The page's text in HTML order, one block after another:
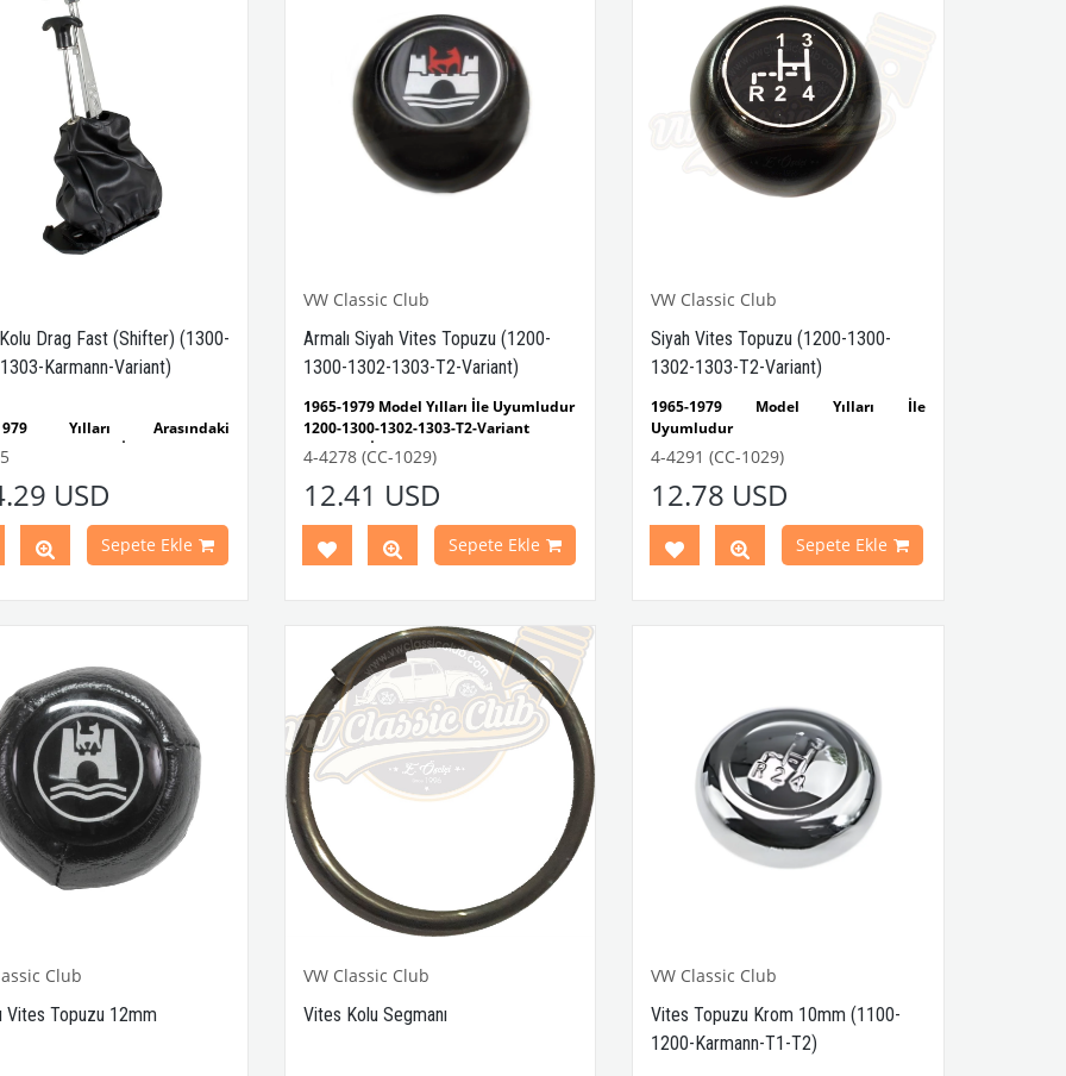
Drag Fast (Shifter) (1300-
Karmann-Variant)
1979 Yılları Arasındaki
Modelleri İle Uyumludur
İle Uyumludur
İle Uyumludur
Yılları Arasındaki Variant
USD
Sepete Ekle
VW Classic Club
Armalı Siyah Vites Topuzu (1200-
1300-1302-1303-T2-Variant)
1965-1979 Model Yılları İle Uyumludur
1200-1300-1302-1303-T2-Variant
Modeller İçin Uygundur
Bu standart vites topuzu, klasik
Volkswagen araçlarınız için hem
üzerine işlenmiş krom Wolfsburg
arması ve kırmızı kurt deseni ile
elinizde rahat bir tutuş sağlar. Yüksek
kaliteli malzemeden üretilen bu ürün,
uzun ömürlü kullanım sunar ve
özellikle shifter modifikasyonlarıyla
uyumludur. Klasik VW severler için
ideal bir seçimdir.
VWC Parça No: 4-4278 OEM Parça
No:C38-I-275
4-4278 (CC-1029)
12.41 USD
Sepete Ekle
VW Classic Club
Siyah Vites Topuzu (1200-1300-
1302-1303-T2-Variant)
1965-1979 Model Yılları İle
Uyumludur
1200-1300-1302-1303-T2-Variant
Modeller İçin Uygundur
4-4291 (CC-1029)
12.78 USD
Sepete Ekle
Club
Vites Topuzu 12mm
VW Classic Club
Vites Kolu Segmanı
VW Classic Club
Vites Topuzu Krom 10mm (1100-
1200-Karmann-T1-T2)